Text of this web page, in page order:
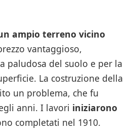
ampio terreno vicino
vantaggioso,
paludosa del suolo e per la
La costruzione della
un problema, che fu
anni. I lavori iniziarono
completati nel 1910.